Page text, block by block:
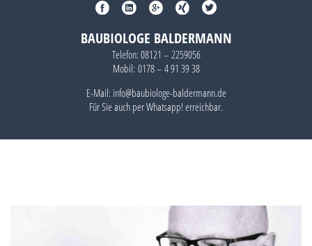
BAUBIOLOGE BALDERMANN
Telefon: 08121 – 2259056
Mobil: 0178 – 4 91 39 38
E-Mail: info@baubiologe-baldermann.de
Für Sie auch perWhatsapp!erreichbar.